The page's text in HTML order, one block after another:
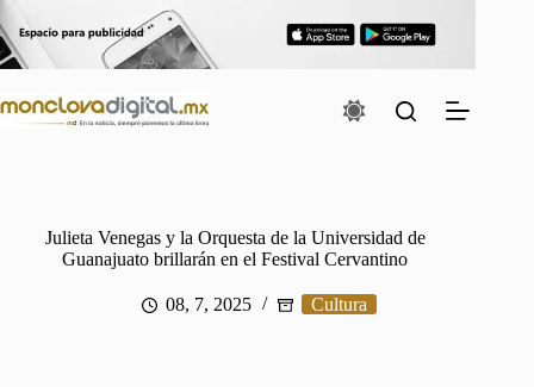
al
contenido
Julieta Venegas y la Orquesta de la Universidad de
Guanajuato brillarán en el Festival Cervantino
08, 7, 2025 Cultura